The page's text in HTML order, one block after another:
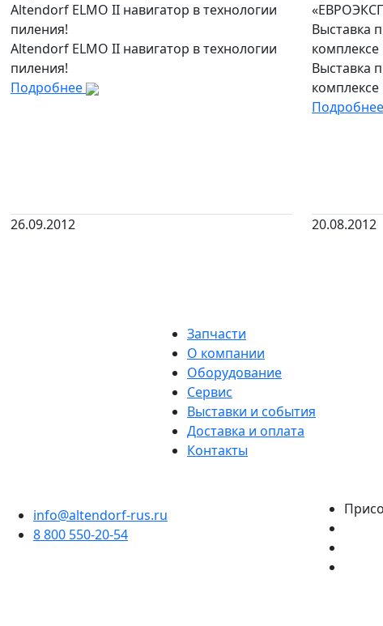
Altendorf ELMO II навигатор в технологии
пиления!
Altendorf ELMO II навигатор в технологии
пиления!
Подробнее
26.09.2012
Выставка
Выставка
Подробнее
20.08.2012
Запчасти
О компании
Оборудование
Сервис
Выставки и события
Доставка и оплата
Контакты
info@altendorf-rus.ru
8 800 550-20-54